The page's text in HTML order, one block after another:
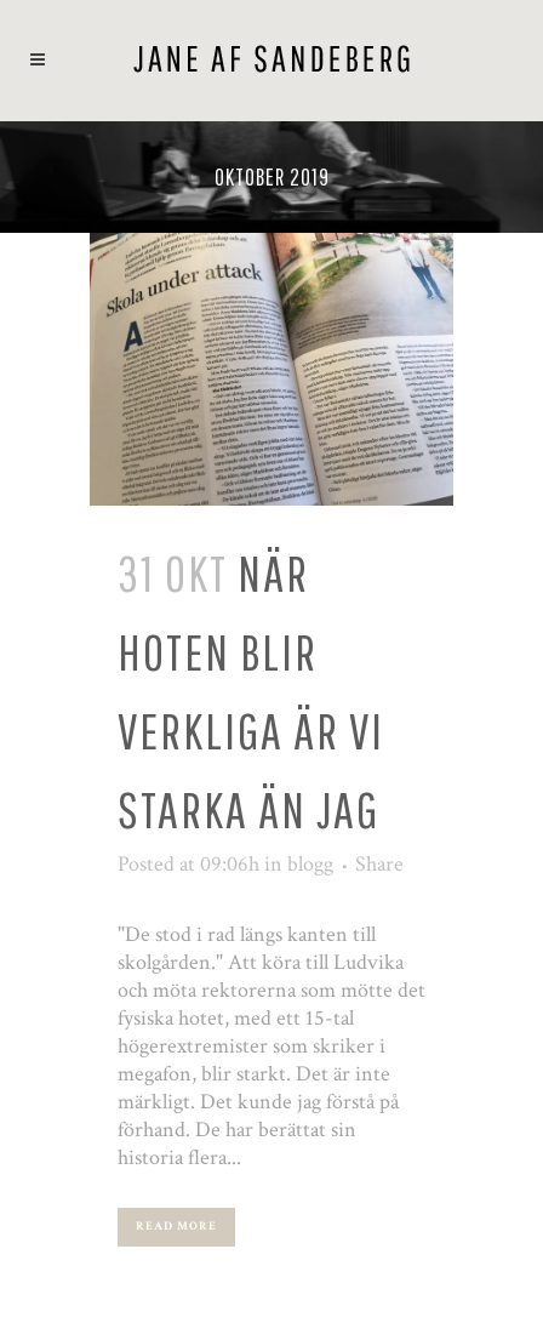
OKTOBER 2019
31 OKT NÄR
HOTEN BLIR
VERKLIGA ÄR VI
STARKA ÄN JAG
Posted at 09:06h in blogg Share
"De stod i rad längs kanten till
skolgården." Att köra till Ludvika
och möta rektorerna som mötte det
fysiska hotet, med ett 15-tal
högerextremister som skriker i
megafon, blir starkt. Det är inte
märkligt. Det kunde jag förstå på
förhand. De har berättat sin
historia flera...
READ MORE